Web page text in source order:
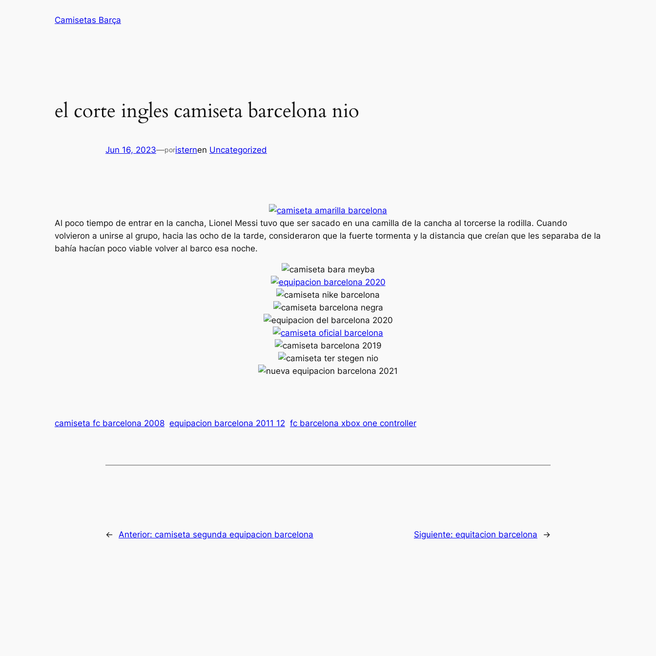
Camisetas Barça
el corte ingles camiseta barcelona nio
Jun 16, 2023—poristernen Uncategorized
Al poco tiempo de entrar en la cancha, Lionel Messi tuvo que ser sacado en una camilla de la cancha al torcerse la rodilla. Cuando
volvieron a unirse al grupo, hacia las ocho de la tarde, consideraron que la fuerte tormenta y la distancia que creían que les separaba de la
bahía hacían poco viable volver al barco esa noche.
camiseta fc barcelona 2008 equipacion barcelona 2011 12 fc barcelona xbox one controller
← Anterior: camiseta segunda equipacion barcelona Siguiente: equitacion barcelona →